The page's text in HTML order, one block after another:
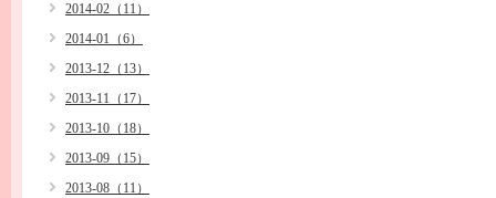
2014-02（11）
2014-01（6）
2013-12（13）
2013-11（17）
2013-10（18）
2013-09（15）
2013-08（11）